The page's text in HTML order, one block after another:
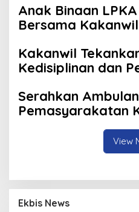
Anak Binaan
Bersama
Kakanwil
Kedisiplinan dan
Serahkan
Pemasyarakatan
Rawat dengan View
Ekbis News